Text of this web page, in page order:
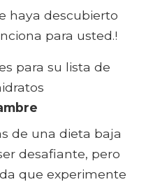
haya descubierto
para usted.!
para su lista de
de una dieta baja
desafiante, pero
que experimente